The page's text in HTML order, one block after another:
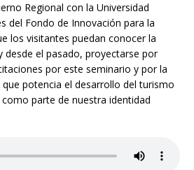
Regional con la Universidad
del Fondo de Innovación para la
los visitantes puedan conocer la
desde el pasado, proyectarse por
por este seminario y por la
potencia el desarrollo del turismo
parte de nuestra identidad